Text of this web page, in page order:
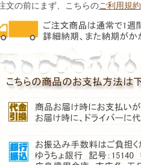
文の前にまず、こちらのご利用規約